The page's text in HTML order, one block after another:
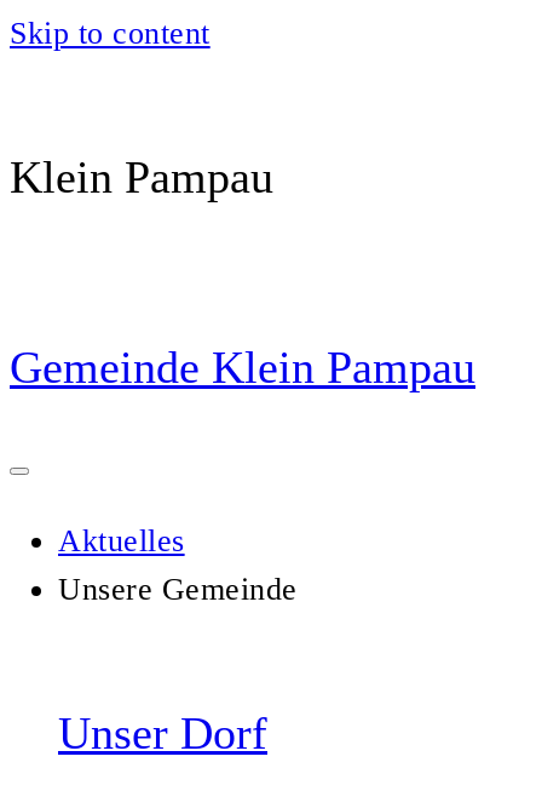
Skip to content
Klein Pampau
Gemeinde Klein Pampau
Aktuelles
Unsere Gemeinde
Unser Dorf